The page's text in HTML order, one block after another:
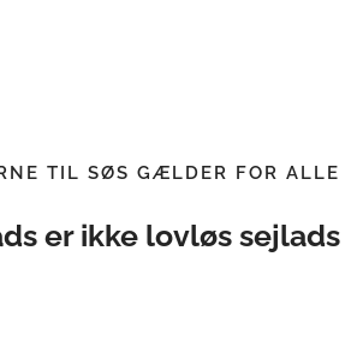
TIL SØS GÆLDER FOR ALLE
er ikke lovløs sejlads